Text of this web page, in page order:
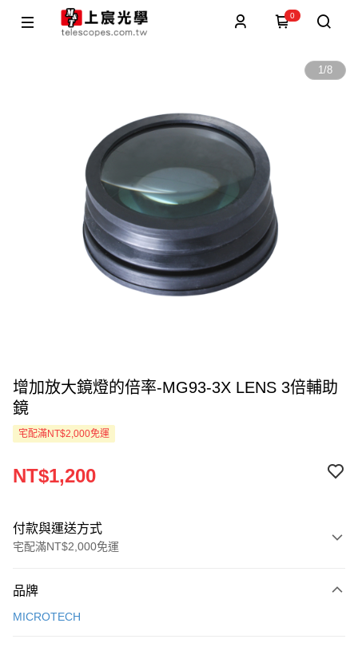
0
1/8
增加放大鏡燈的倍率-MG93-3X LENS 3倍輔助
鏡
宅配滿NT$2,000免運
NT$1,200
付款與運送方式
宅配滿NT$2,000免運
信用卡一次付款
品牌
MICROTECH